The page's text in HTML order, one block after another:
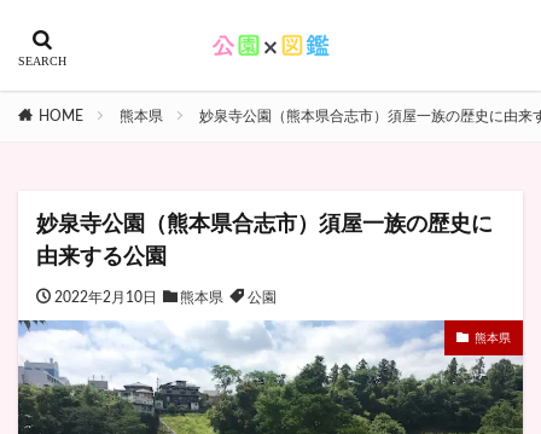
HOME 熊本県 妙泉寺公園（熊本県合志市）須屋一族の歴史に由来
妙泉寺公園（熊本県合志市）須屋一族の歴史に
由来する公園
2022年2月10日 熊本県 公園
熊本県